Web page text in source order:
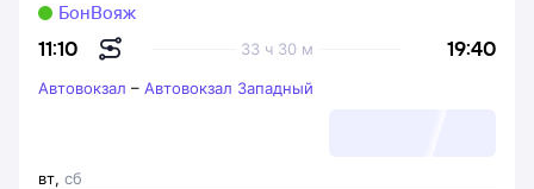
11:10 19:40
33 ч 30 м
БонВояж
вт, сб
Автовокзал – Автовокзал Западный